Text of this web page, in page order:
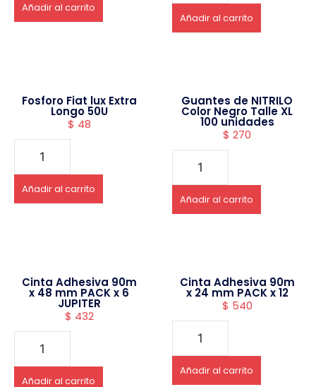
Añadir al carrito
Añadir al carrito
Fosforo Fiat lux Extra
Longo 50U
$ 48
Añadir al carrito
Guantes de NITRILO
Color Negro Talle XL
100 unidades
$ 270
Añadir al carrito
Cinta Adhesiva 90m
x 48 mm PACK x 6
JUPITER
$ 432
Añadir al carrito
Cinta Adhesiva 90m
x 24 mm PACK x 12
$ 540
Añadir al carrito